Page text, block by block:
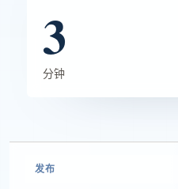
3
分钟
发布